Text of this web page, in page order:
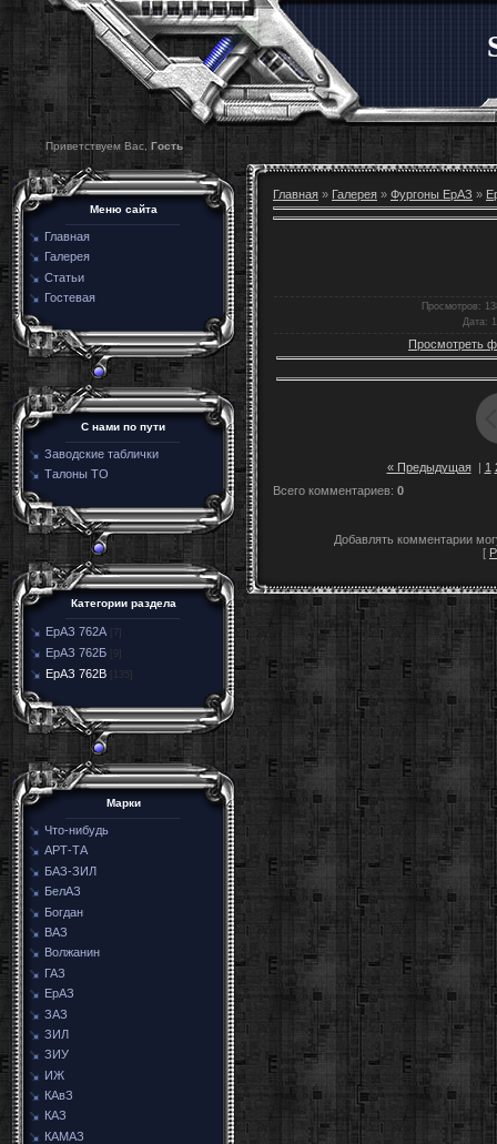
Приветствуем Вас, Гость
Меню сайта
Главная
Галерея
Статьи
Гостевая
C нами по пути
Заводские таблички
Талоны ТО
Категории раздела
ЕрАЗ 762А [7]
ЕрАЗ 762Б
ЕрАЗ 762В [135]
Марки
Что-нибудь
АРТ-ТА
БАЗ-ЗИЛ
БелАЗ
Богдан
ВАЗ
Волжанин
ГАЗ
ЕрАЗ
ЗАЗ
ЗИЛ
ЗИУ
ИЖ
КАвЗ
КАЗ
КАМАЗ
Главная » Галерея » Фургоны ЕрАЗ »
Просмотров:
Дата :
Просмотреть
« Предыдущая| 1
Всего комментариев: 0
Добавлять комментарии
[